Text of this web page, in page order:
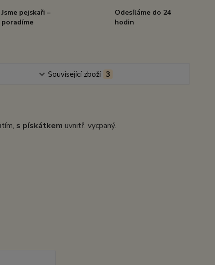
Jsme pejskaři –
poradíme
Odesíláme do 24
hodin
Související zboží 3
s pískátkem uvnitř, vycpaný.